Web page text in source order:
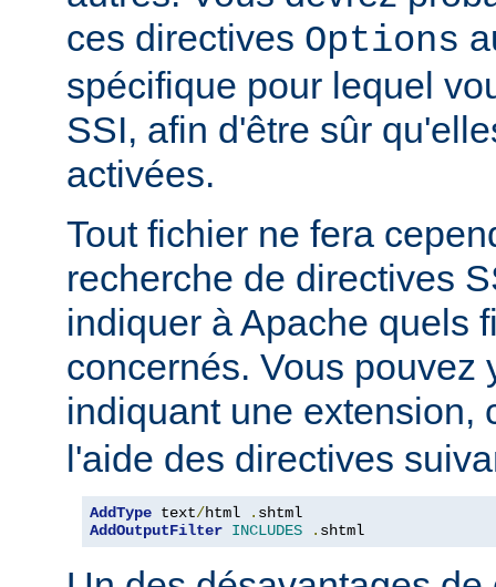
ces directives Options
spécifique pour lequel
SSI, afin d'être sûr
activées.
Tout fichier ne fera
recherche de directives
indiquer à Apache quels
concernés. Vous pouvez
indiquant une extension,
l'aide des directives
AddType text/html .
AddOutputFilter INCLUDES . shtml